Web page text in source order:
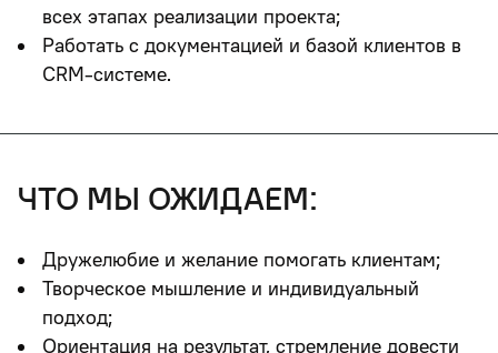
всех этапах реализации проекта;
Работать с документацией и базой клиентов в
CRM-системе.
что мы ожидаем:
Дружелюбие и желание помогать клиентам;
Творческое мышление и индивидуальный
подход;
Ориентация на результат, стремление довести